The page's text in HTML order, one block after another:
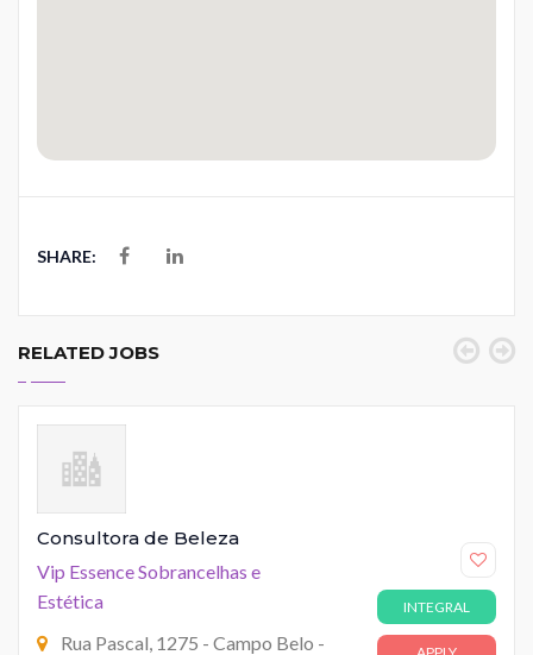
SHARE:
RELATED JOBS
Consultora de Beleza
Vip Essence Sobrancelhas e
Estética
Rua Pascal, 1275 - Campo Belo -
INTEGRAL